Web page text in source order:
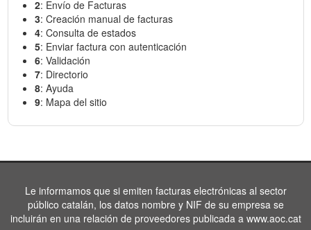
2: Envío de Facturas
3: Creación manual de facturas
4: Consulta de estados
5: Enviar factura con autenticación
6: Validación
7: Directorio
8: Ayuda
9: Mapa del sitio
Le informamos que si emiten facturas electrónicas al sector
público catalán, los datos nombre y NIF de su empresa se
incluirán en una relación de proveedores publicada a www.aoc.cat